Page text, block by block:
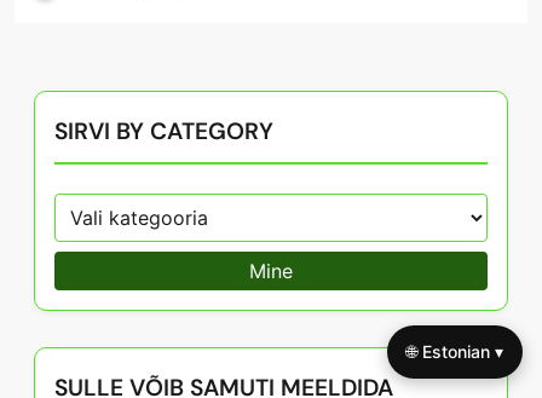
SIRVI BY CATEGORY
Mine
SULLE VÕIB SAMUTI MEELDIDA
🌐 Estonian ▾